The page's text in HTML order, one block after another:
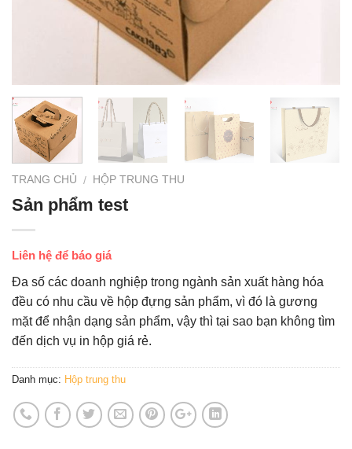
TRANG CHỦ / HỘP TRUNG THU
Sản phẩm test
Liên hệ để báo giá
Đa số các doanh nghiệp trong ngành sản xuất hàng hóa
đều có nhu cầu về hộp đựng sản phẩm, vì đó là gương
mặt để nhận dạng sản phẩm, vậy thì tại sao bạn không tìm
đến dịch vụ in hộp giá rẻ.
Danh mục: Hộp trung thu